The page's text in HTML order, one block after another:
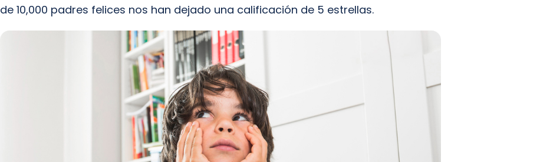
de 10,000 padres felices nos han dejado una calificación de 5 estrellas.